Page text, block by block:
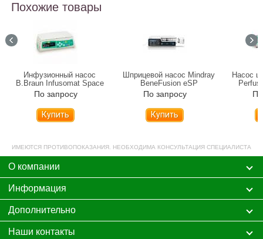
Похожие товары
Инфузионный насос
B.Braun Infusomat Space
По запросу
Купить
Шприцевой насос Mindray
BeneFusion eSP
По запросу
Купить
Насос
ИМЕЮТСЯ ПРОТИВОПОКАЗАНИЯ. НЕОБХОДИМА КОНСУЛЬТАЦИЯ СПЕЦИАЛИСТА
О компании
Информация
Дополнительно
Наши контакты